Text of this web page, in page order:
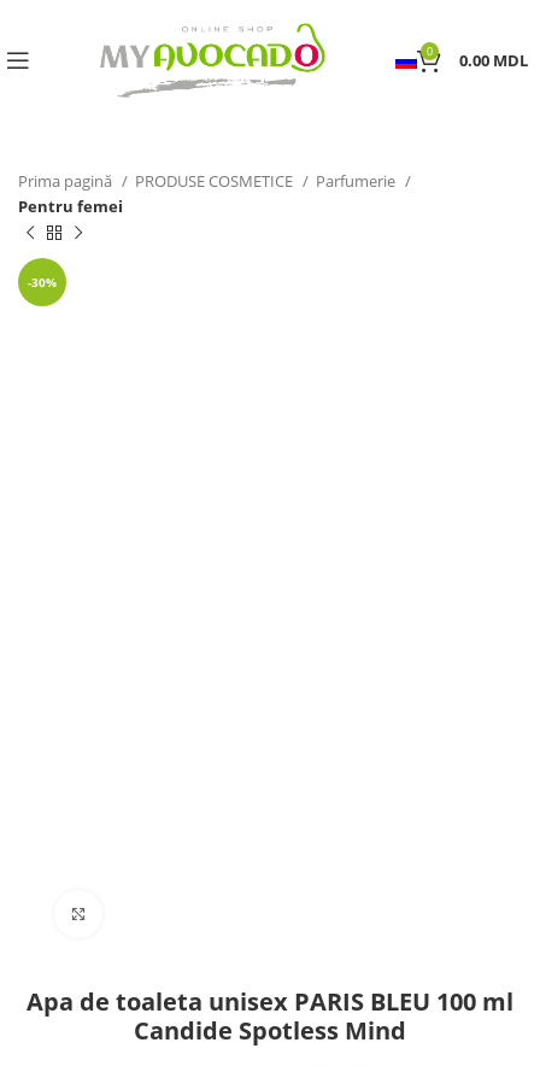
0 0.00 MDL
Prima pagină PRODUSE COSMETICE
Parfumerie
Pentru femei
-30%
Apa de toaleta unisex PARIS BLEU 100 ml
Candide Spotless Mind